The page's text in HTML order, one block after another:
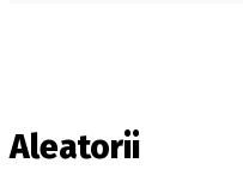
Aleatorii